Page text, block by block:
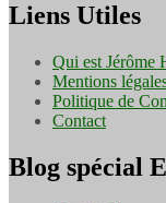
Liens Utiles
Qui est Jérôme
Mentions
Politique de
Contact
Blog spécial